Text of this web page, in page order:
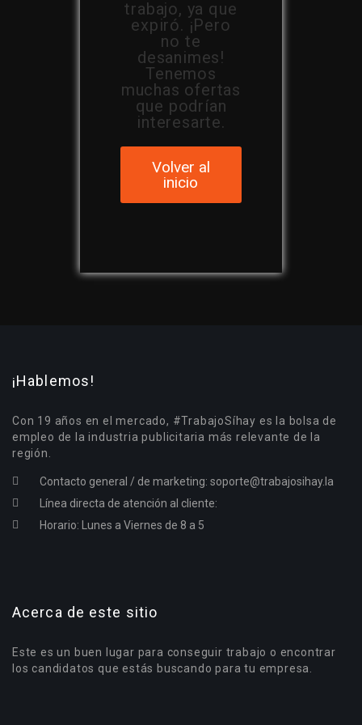
trabajo, ya que
expiró. ¡Pero
no te
desanimes!
Tenemos
muchas ofertas
que podrían
interesarte.
Volver al
inicio
¡Hablemos!
Con 19 años en el mercado, #TrabajoSíhay es la bolsa de
empleo de la industria publicitaria más relevante de la
región.
Contacto general / de marketing: soporte@trabajosihay.la
Línea directa de atención al cliente:
Horario: Lunes a Viernes de 8 a 5
Acerca de este sitio
Este es un buen lugar para conseguir trabajo o encontrar
los candidatos que estás buscando para tu empresa.